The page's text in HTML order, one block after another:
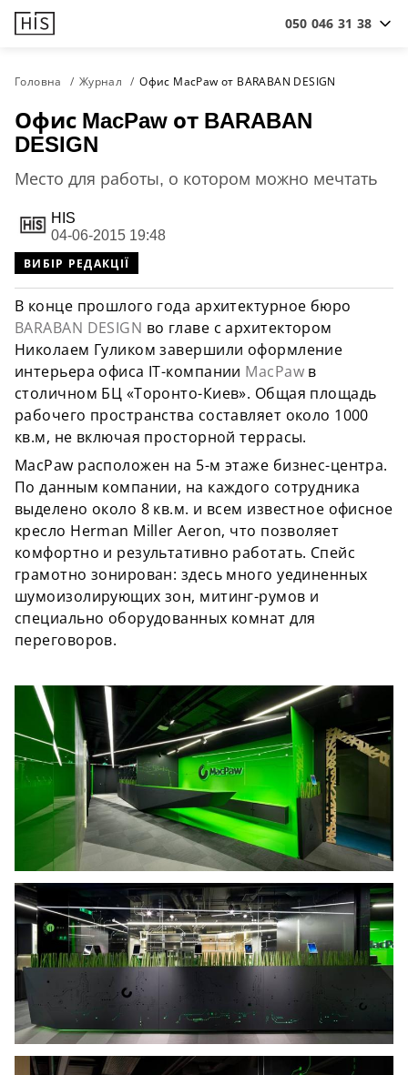
050 046 31 38
Головна Журнал Офис MacPaw от BARABAN DESIGN
Офис MacPaw от BARABAN
DESIGN
Место для работы, о котором можно мечтать
HIS
04-06-2015 19:48
ВИБІР РЕДАКЦІЇ
В конце прошлого года архитектурное бюро
BARABAN DESIGN во главе с архитектором
Николаем Гуликом завершили оформление
интерьера офиса IT-компании MacPawв
столичном БЦ «Торонто-Киев». Общая площадь
рабочего пространства составляет около 1000
кв.м, не включая просторной террасы.
MacPaw расположен на 5-м этаже бизнес-центра.
По данным компании, на каждого сотрудника
выделено около 8 кв.м. и всем известное офисное
кресло Herman Miller Aeron, что позволяет
комфортно и результативно работать. Спейс
грамотно зонирован: здесь много уединенных
шумоизолирующих зон, митинг-румов и
специально оборудованных комнат для
переговоров.